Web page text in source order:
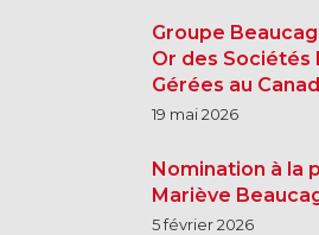
Groupe
Or des Sociétés
Gérées au
19 mai 2026
Nomination à la
Mariève
5 février 2026